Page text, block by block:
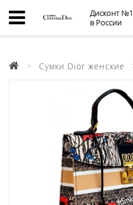
Дисконт №1
в России
Сумки Dior женские